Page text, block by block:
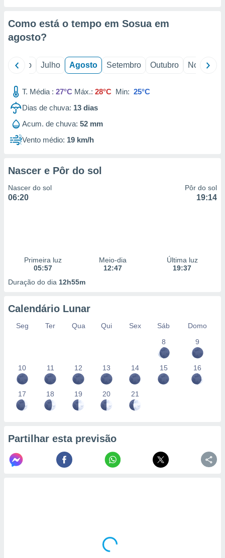
através
estudos
de
Como está o tempo em Sosua em
agosto?
Junho Julho Agosto Setembro Outubro Novembro
T. Média : 27°C Máx.: 28°C Min: 25°C
Dias de chuva: 13 dias
Acum. de chuva: 52 mm
Vento médio: 19 km/h
Nascer e Pôr do sol
Nascer do sol
06:20
Pôr do sol
19:14
Primeira luz
05:57
Meio-dia
12:47
Última luz
19:37
Duração do dia 12h55m
Calendário Lunar
Seg Ter Qua Qui Sex Sáb
Domo
8
9
10 11 12 13 14 15 16
17 18 19 20 21
Partilhar esta previsão